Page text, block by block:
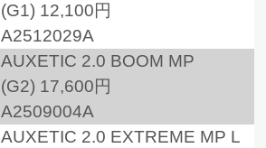
(G1) 12,100円
A2512029A
AUXETIC 2.0 BOOM MP
(G2) 17,600円
A2509004A
AUXETIC 2.0 EXTREME MP L